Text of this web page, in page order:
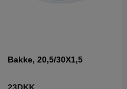
Bakke, 20,5/30X1,5
23DKK